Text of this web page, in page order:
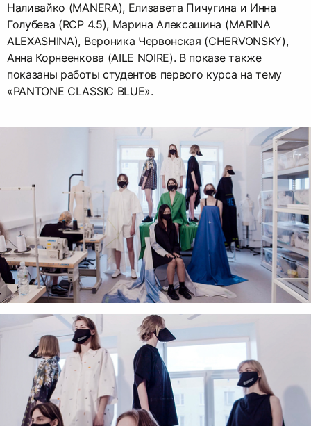
Наливайко (MANERA), Елизавета Пичугина и Инна
Голубева (RCP 4.5), Марина Алексашина (MARINA
ALEXASHINA), Вероника Червонская (CHERVONSKY),
Анна Корнеенкова (AILE NOIRE). В показе также
показаны работы студентов первого курса на тему
«PANTONE CLASSIC BLUE».